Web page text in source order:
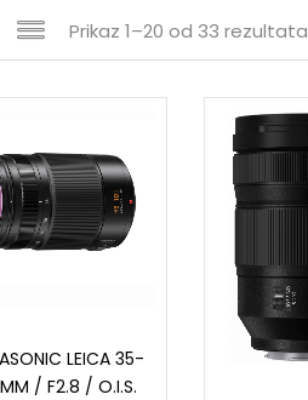
Prikaz 1–20 od 33 rezultata
LEICA 35-
/ F2.8 / O.I.S.